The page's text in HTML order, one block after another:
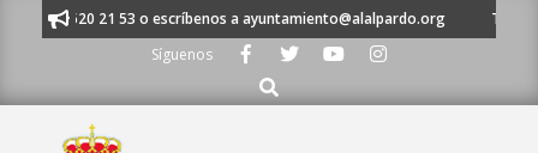
al 91 620 21 53 o escríbenos a ayuntamiento@alalpardo.org
TE
Síguenos
Buscar